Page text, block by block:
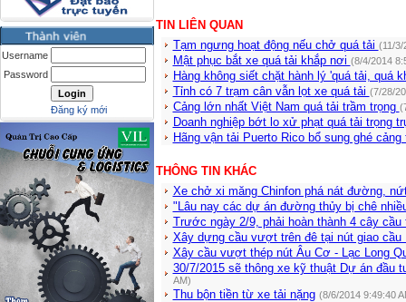
Username
Password
Đăng ký mới
TIN LIÊN QUAN
Tạm ngưng hoạt động nếu chở quá tải (11/3/
Mật phục bắt xe quá tải khắp nơi (8/4/2014
Hàng không siết chặt hành lý 'quá tải, quá
Tỉnh có 7 trạm cân vẫn lọt xe quá tải (7/28/
Cảng lớn nhất Việt Nam quá tải trầm trọng
Doanh nghiệp bớt lo xử phạt quá tải trọng
Hãng vận tải Puerto Rico bổ sung ghé
THÔNG TIN KHÁC
Xe chở xi măng Chinfon phá nát đường,
"Lâu nay các dự án đường thủy bị chê
Trước ngày 2/9, phải hoàn thành 4 cây cầu
Xây dựng cầu vượt trên đê tại nút giao cầu
Xây cầu vượt thép nút Âu Cơ - Lạc Long
30/7/2015 sẽ thông xe kỹ thuật Dự án đầu
AM)
Thu bộn tiền từ xe tải nặng (8/6/2014 9:49:40